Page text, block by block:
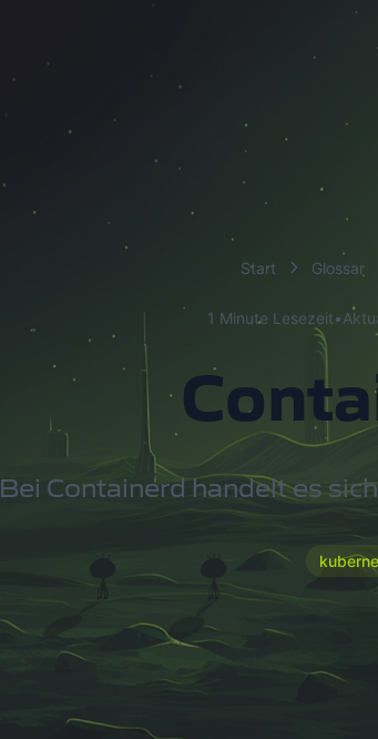
Start Glossar
1 Minute Lesezeit•
Bei Containerd handelt es